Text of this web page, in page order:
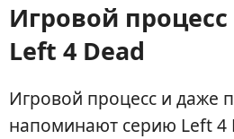
Игровой процесс
Left 4 Dead
Игровой процесс и даже
напоминают серию Left 4